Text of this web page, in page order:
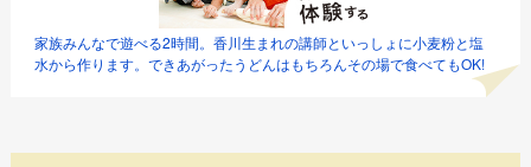
家族みんなで遊べる2時間。香川生まれの講師といっしょに小麦粉と塩
水から作ります。できあがったうどんはもちろんその場で食べてもOK!